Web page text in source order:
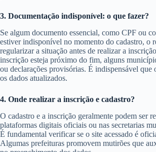
3. Documentação indisponível: o que fazer?
Se algum documento essencial, como CPF ou
estiver indisponível no momento do cadastro, o
regularizar a situação antes de realizar a
inscrição esteja próximo do fim, alguns
ou declarações provisórias. É indispensável que
os dados atualizados.
4. Onde realizar a inscrição e cadastro?
O cadastro e a inscrição geralmente podem ser
plataformas digitais oficiais ou nas secretarias
É fundamental verificar se o site acessado é
Algumas prefeituras promovem mutirões que